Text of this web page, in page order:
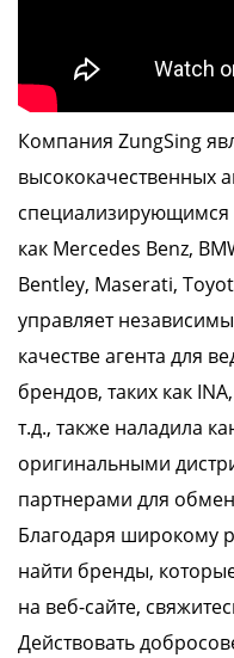
Компания ZungSing
высококачественных
специализирующимся
как Mercedes Benz,
Bentley, Maserati,
управляет
качестве агента для
брендов, таких как
т.д., также наладила
оригинальными
партнерами для
Благодаря широкому
найти бренды,
на веб-сайте,
Действовать